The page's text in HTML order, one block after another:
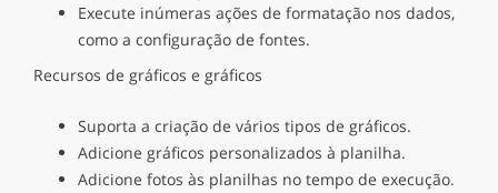
Execute inúmeras ações de formatação nos dados,
como a configuração de fontes.
Recursos de gráficos e gráficos
Suporta a criação de vários tipos de gráficos.
Adicione gráficos personalizados à planilha.
Adicione fotos às planilhas no tempo de execução.